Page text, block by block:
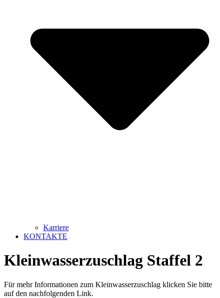
Karriere
KONTAKTE
Kleinwasserzuschlag Staffel 2
Für mehr Informationen zum Kleinwasserzuschlag klicken Sie bitte
auf den nachfolgenden Link.